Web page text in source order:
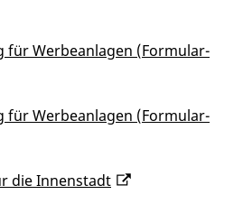
für Werbeanlagen (Formular-
für Werbeanlagen (Formular-
die Innenstadt